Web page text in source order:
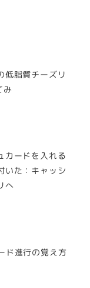
低脂質チーズリ
み
カードを入れる
いた：キャッシ
へ
ド進行の覚え方